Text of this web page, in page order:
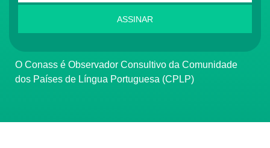
ASSINAR
O Conass é Observador Consultivo da Comunidade
dos Países de Língua Portuguesa (CPLP)